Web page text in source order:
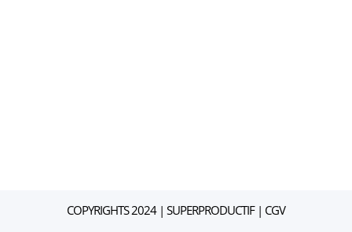
COPYRIGHTS 2024 | SUPERPRODUCTIF | CGV